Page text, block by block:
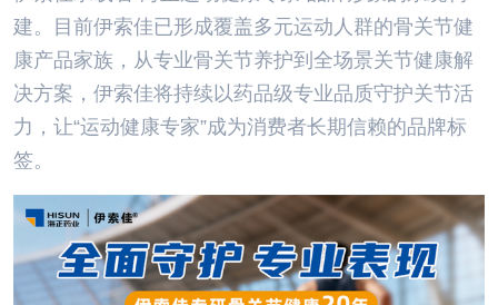
建。目前伊索佳已形成覆盖多元运动人群的骨关节健
康产品家族，从专业骨关节养护到全场景关节健康解
决方案，伊索佳将持续以药品级专业品质守护关节活
力，让“运动健康专家”成为消费者长期信赖的品牌标
签。